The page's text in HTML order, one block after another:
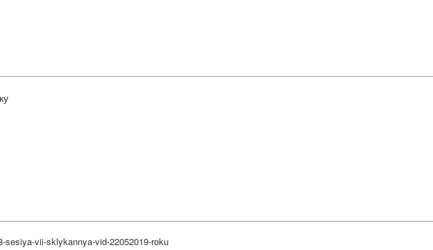
vii-sklykannya-vid-22052019-roku